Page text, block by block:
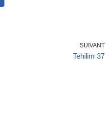
SUIVANT
Tehilim 37